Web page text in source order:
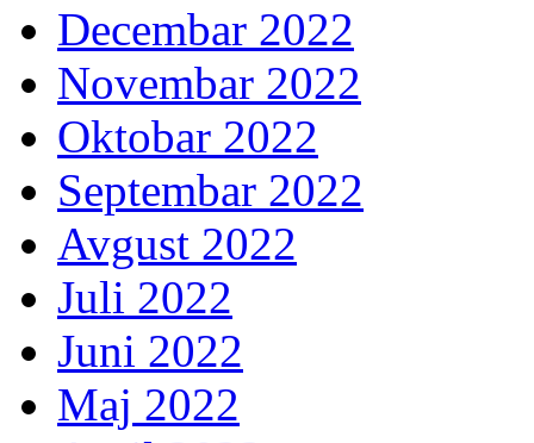
Decembar 2022
Novembar 2022
Oktobar 2022
Septembar 2022
Avgust 2022
Juli 2022
Juni 2022
Maj 2022